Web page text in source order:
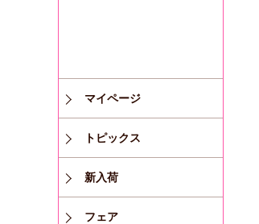
マイページ
トピックス
新入荷
フェア